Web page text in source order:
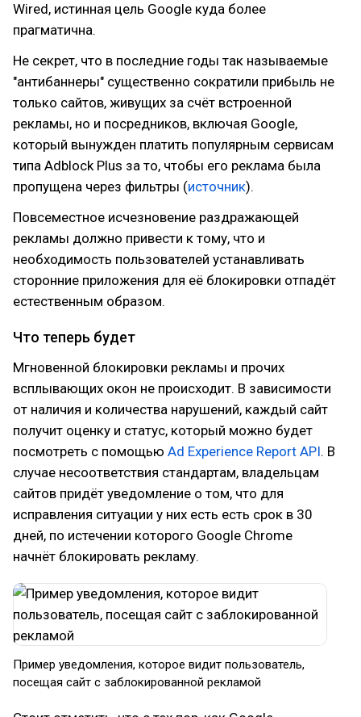
Wired, истинная цель Google куда более
прагматична.
Не секрет, что в последние годы так называемые
"антибаннеры" существенно сократили прибыль не
только сайтов, живущих за счёт встроенной
рекламы, но и посредников, включая Google,
который вынужден платить популярным сервисам
типа Adblock Plus за то, чтобы его реклама была
пропущена через фильтры (источник).
Повсеместное исчезновение раздражающей
рекламы должно привести к тому, что и
необходимость пользователей устанавливать
сторонние приложения для её блокировки отпадёт
естественным образом.
Что теперь будет
Мгновенной блокировки рекламы и прочих
всплывающих окон не происходит. В зависимости
от наличия и количества нарушений, каждый сайт
получит оценку и статус, который можно будет
посмотреть с помощью Ad Experience Report API. В
случае несоответствия стандартам, владельцам
сайтов придёт уведомление о том, что для
исправления ситуации у них есть есть срок в 30
дней, по истечении которого Google Chrome
начнёт блокировать рекламу.
Пример уведомления, которое видит пользователь,
посещая сайт с заблокированной рекламой